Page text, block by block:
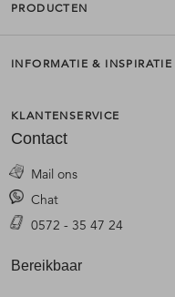
PRODUCTEN
INFORMATIE & INSPIRATIE
KLANTENSERVICE
Contact
Mail ons
Chat
0572 - 35 47 24
Bereikbaar